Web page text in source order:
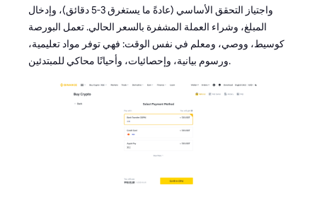
واجتياز التحقق الأساسي (عادةً ما يستغرق 3-5 دقائق)، وإدخال
المبلغ، وشراء العملة المشفرة بالسعر الحالي. تعمل البورصة
كوسيط، ووصي، ومعلم في نفس الوقت: فهي توفر مواد تعليمية،
ورسوم بيانية، وإحصائيات، وأحيانًا محاكي للمبتدئين.